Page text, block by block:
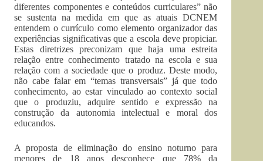
diferentes componentes e conteúdos curriculares” não
se sustenta na medida em que as atuais DCNEM
entendem o currículo como elemento organizador das
experiências significativas que a escola deve propiciar.
Estas diretrizes preconizam que haja uma estreita
relação entre conhecimento tratado na escola e sua
relação com a sociedade que o produz. Deste modo,
não cabe falar em “temas transversais” já que todo
conhecimento, ao estar vinculado ao contexto social
que o produziu, adquire sentido e expressão na
construção da autonomia intelectual e moral dos
educandos.
A proposta de eliminação do ensino noturno para
menores de 18 anos desconhece que 78% da